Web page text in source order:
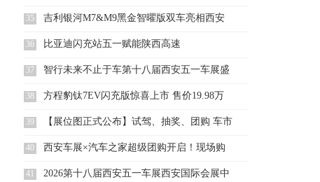
星
35
吉利银河M7&M9黑金智曜版双车亮相西安
五一车
36 比亚迪闪充站五一赋能陕西高速
37
智行未来不止于车第十八届西安五一车展盛
大开幕
38 方程豹钛7EV闪充版惊喜上市 售价19.98万
39
【展位图正式公布】试驾、抽奖、团购 车市
狂欢即
40
西安车展×汽车之家超级团购开启！现场购
车凭这个
41
2026第十八届西安五一车展西安国际会展中